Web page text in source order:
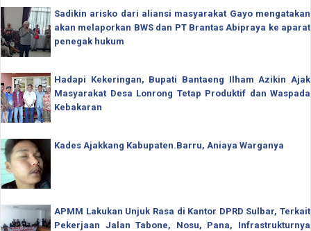
Sadikin arisko dari aliansi masyarakat Gayo mengatakan
akan melaporkan BWS dan PT Brantas Abipraya ke aparat
penegak hukum
Hadapi Kekeringan, Bupati Bantaeng Ilham Azikin Ajak
Masyarakat Desa Lonrong Tetap Produktif dan Waspada
Kebakaran
Kades Ajakkang Kabupaten.Barru, Aniaya Warganya
APMM Lakukan Unjuk Rasa di Kantor DPRD Sulbar, Terkait
Pekerjaan Jalan Tabone, Nosu, Pana, Infrastrukturnya